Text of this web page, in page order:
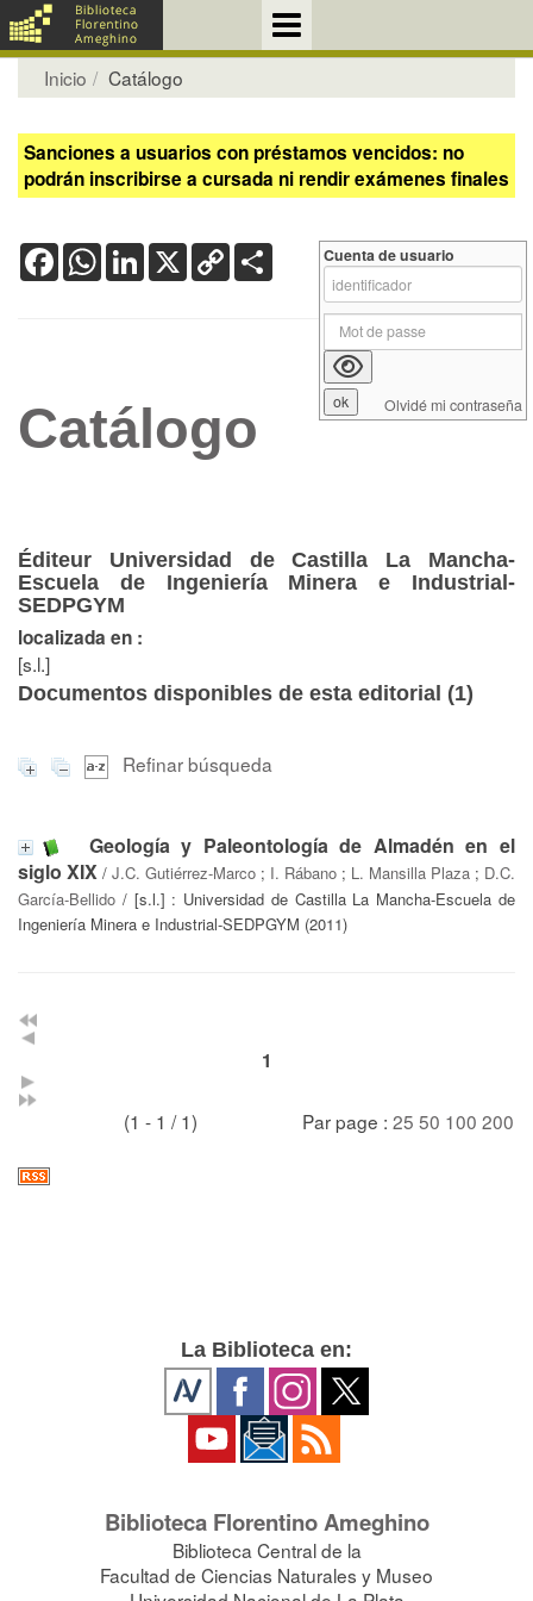
Inicio Catálogo
Sanciones a usuarios con préstamos vencidos: no
podrán inscribirse a cursada ni rendir exámenes finales
FacebookWhatsApp
LinkedIn
X Copy
Link
Catálogo
Éditeur Universidad de Castilla La Mancha-
Escuela de Ingeniería Minera e Industrial-
SEDPGYM
localizada en :
[s.l.]
Documentos disponibles de esta editorial (1)
Refinar búsqueda
Geología y Paleontología de Almadén en el
siglo XIX / J.C. Gutiérrez-Marco ; I. Rábano ; L. Mansilla Plaza ; D.C.
García-Bellido / [s.l.] : Universidad de Castilla La Mancha-Escuela de
Ingeniería Minera e Industrial-SEDPGYM (2011)
1
(1 - 1 / 1) Par page : 25 50 100 200
Cuenta de usuario
Olvidé mi contraseña
La Biblioteca en:
Biblioteca Florentino Ameghino
Biblioteca Central de la
Facultad de Ciencias Naturales y Museo